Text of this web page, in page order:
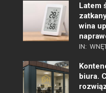
Latem
wina
IN:
biura.